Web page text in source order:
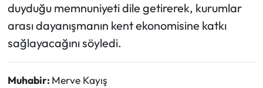
duyduğu memnuniyeti dile getirerek, kurumlar
arası dayanışmanın kent ekonomisine katkı
sağlayacağını söyledi.
Muhabir: Merve Kayış
Sungurlu Haberleri
Turizm
Uğurludağ Haberleri